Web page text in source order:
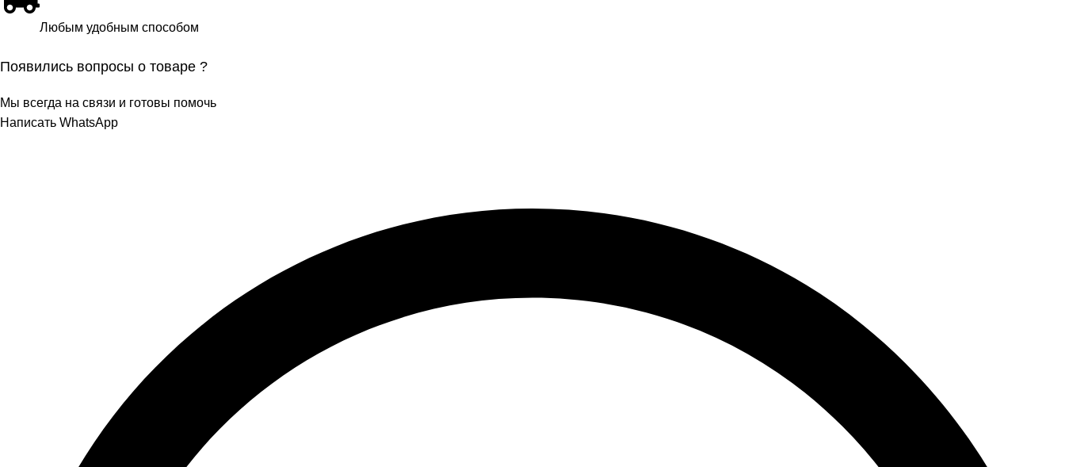
Любым удобным способом
Появились вопросы о товаре ?
Мы всегда на связи и готовы помочь
Написать WhatsApp